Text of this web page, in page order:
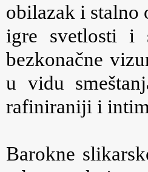
obilazak i stalno
igre svetlosti i
bezkonačne
u vidu
rafiniraniji i
Barokne